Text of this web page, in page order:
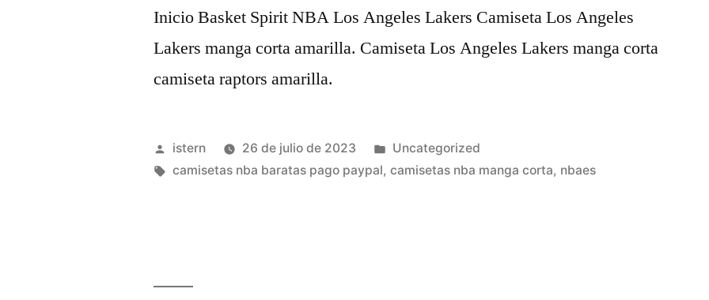
Inicio Basket Spirit NBA Los Angeles Lakers Camiseta Los Angeles
Lakers manga corta amarilla. Camiseta Los Angeles Lakers manga corta
camiseta raptors amarilla.
Publicado
por
istern 26 de julio de 2023
Publicado
en
Uncategorized
Etiquetas:
camisetas nba baratas pago paypal,camisetas nba manga corta, nbaes